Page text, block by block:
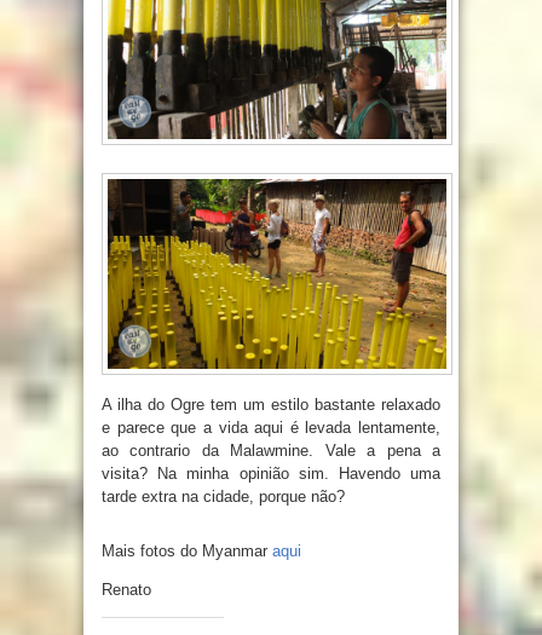
A ilha do Ogre tem um estilo bastante relaxado
e parece que a vida aqui é levada lentamente,
ao contrario da Malawmine. Vale a pena a
visita? Na minha opinião sim. Havendo uma
tarde extra na cidade, porque não?
Mais fotos do Myanmar aqui
Renato